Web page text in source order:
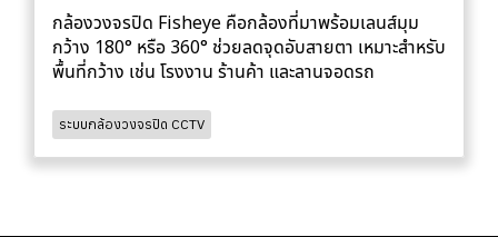
กล้องวงจรปิด Fisheye คือกล้องที่มาพร้อมเลนส์มุม
กว้าง 180° หรือ 360° ช่วยลดจุดอับสายตา เหมาะสำหรับ
พื้นที่กว้าง เช่น โรงงาน ร้านค้า และลานจอดรถ
ระบบกล้องวงจรปิด CCTV